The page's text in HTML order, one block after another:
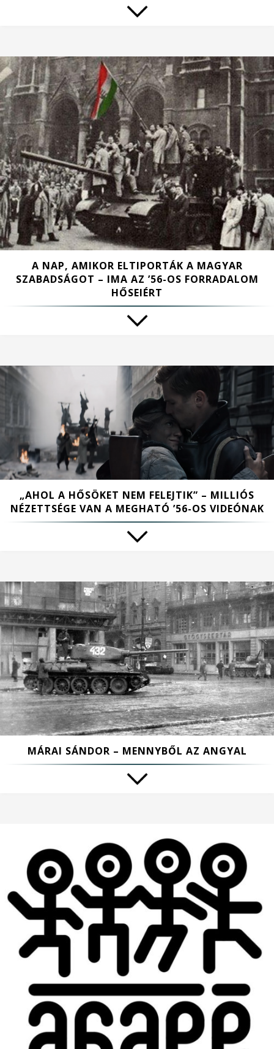
A NAP, AMIKOR ELTIPORTÁK A MAGYAR
SZABADSÁGOT – IMA AZ ’56-OS FORRADALOM
HŐSEIÉRT
„AHOL A HŐSÖKET NEM FELEJTIK” – MILLIÓS
NÉZETTSÉGE VAN A MEGHATÓ ’56-OS VIDEÓNAK
MÁRAI SÁNDOR – MENNYBŐL AZ ANGYAL